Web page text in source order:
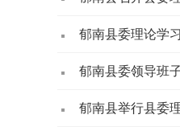
郁南县委理论学
郁南县委领导班
郁南县举行县委